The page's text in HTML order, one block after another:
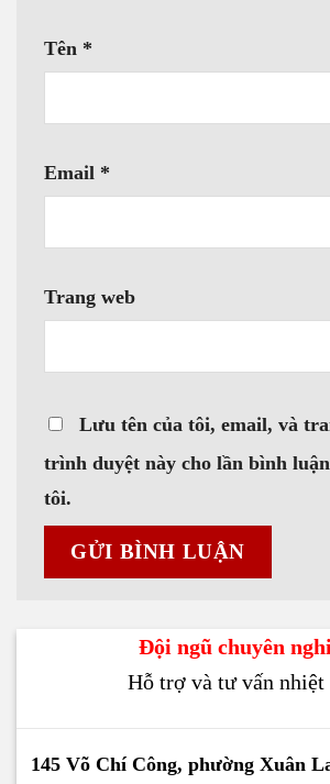
Tên *
Email *
Trang web
Lưu tên của tôi, email, và
trình duyệt này cho lần bình
tôi.
Đội ngũ chuyên
Hỗ trợ và tư vấn nhiệt
145 Võ Chí Công, phường Xuân